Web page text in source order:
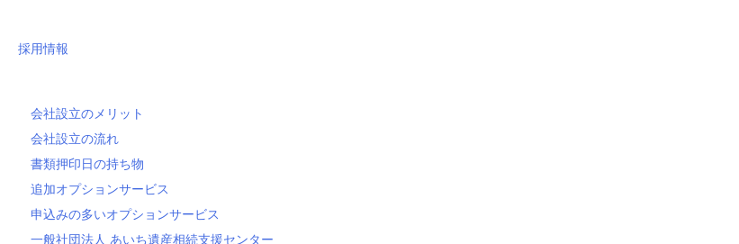
採用情報
会社設立のメリット
会社設立の流れ
書類押印日の持ち物
追加オプションサービス
申込みの多いオプションサービス
一般社団法人 あいち遺産相続支援センター